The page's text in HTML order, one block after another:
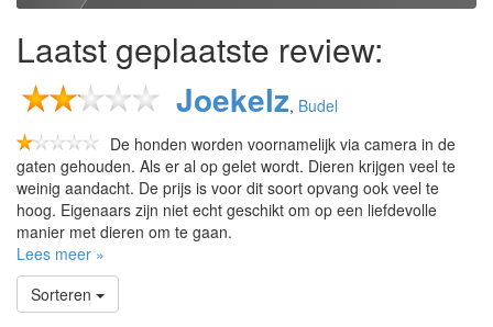
Laatst geplaatste review:
Joekelz, Budel
De honden worden voornamelijk via camera in de
gaten gehouden. Als er al op gelet wordt. Dieren krijgen veel te
weinig aandacht. De prijs is voor dit soort opvang ook veel te
hoog. Eigenaars zijn niet echt geschikt om op een liefdevolle
manier met dieren om te gaan.
Lees meer »
Sorteren